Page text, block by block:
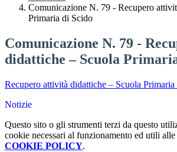
Comunicazione N. 79 - Recupero
Primaria di Scido
Comunicazione N. 79 -
didattiche – Scuola
Recupero attività didattiche – Scuola
Notizie
Questo sito o gli strumenti terzi da questo
cookie necessari al funzionamento ed utili
COOKIE POLICY.